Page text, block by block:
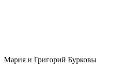
Мария и Григорий Бурковы